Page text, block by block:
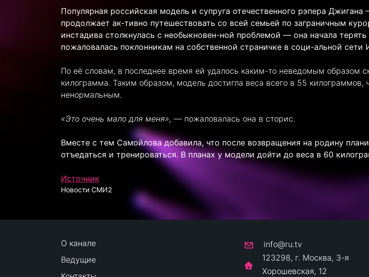
Популярная российская модель и супруга отечественного рэпера
продолжает ак-тивно путешествовать со всей семьей по заграничным
инстадива столкнулась с необыкновен-ной проблемой — она начала
пожаловалась поклонникам на собственной страничке в соци-альной сети
По её словам, в последнее время ей удалось каким-то неведомым образом
килограмма. Таким образом, модель достигла веса всего в 55 килограммов,
ненормальным.
«Это очень мало для меня», — пожаловалась она в сторис.
Вместе с тем Самойлова добавила, что после возвращения на родину
отъедаться и тренироваться. В планах у модели дойти до веса в 60
Источник
Новости СМИ2
О канале
Ведущие
info@ru.tv
123298, г. Москва, 3-я
Хорошевская, 12